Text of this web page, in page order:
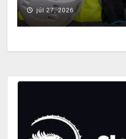
júl 27, 2026